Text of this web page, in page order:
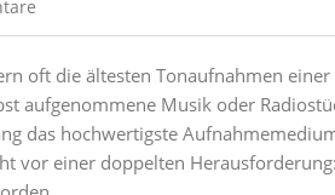
oft die ältesten Tonaufnahmen
aufgenommene Musik oder
das hochwertigste
vor einer doppelten